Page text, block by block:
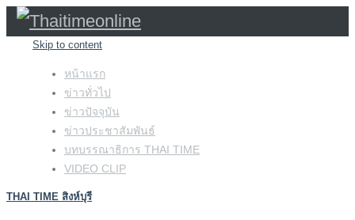
Skip to content
หน้าแรก
ข่าวทั่วไป
ข่าวปัจจุบัน
ข่าวประชาสัมพันธ์
บทบรรณาธิการ THAI TIME
VIDEO CLIP
THAI TIME สิงห์บุรี